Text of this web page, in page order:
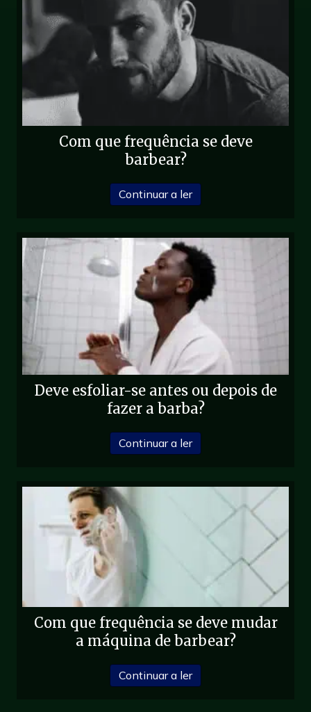
Com que frequência se deve
barbear?
Continuar a ler
Deve esfoliar-se antes ou depois de
fazer a barba?
Continuar a ler
Com que frequência se deve mudar
a máquina de barbear?
Continuar a ler